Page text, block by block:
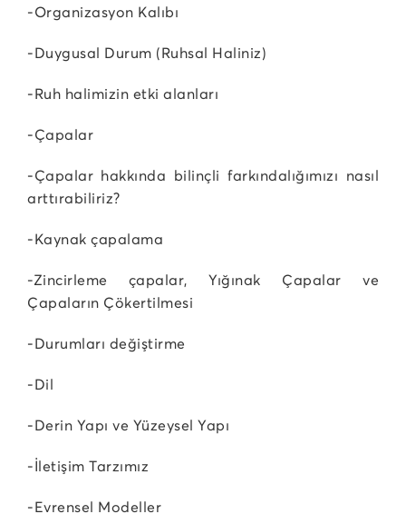
-Organizasyon Kalıbı
-Duygusal Durum (Ruhsal Haliniz)
-Ruh halimizin etki alanları
-Çapalar
-Çapalar hakkında bilinçli farkındalığımızı nasıl
arttırabiliriz?
-Kaynak çapalama
-Zincirleme çapalar, Yığınak Çapalar ve
Çapaların Çökertilmesi
-Durumları değiştirme
-Dil
-Derin Yapı ve Yüzeysel Yapı
-İletişim Tarzımız
-Evrensel Modeller